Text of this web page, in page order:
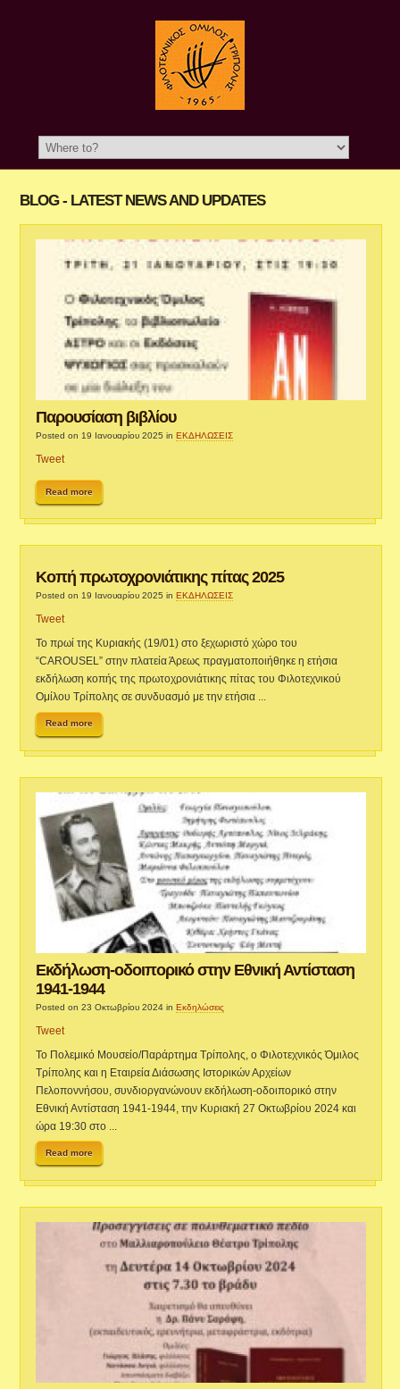
BLOG - LATEST NEWS AND UPDATES
Παρουσίαση βιβλίου
Posted on 19 Ιανουαρίου 2025 in ΕΚΔΗΛΩΣΕΙΣ
Tweet
Read more
Κοπή πρωτοχρονιάτικης πίτας 2025
Posted on 19 Ιανουαρίου 2025 in ΕΚΔΗΛΩΣΕΙΣ
Tweet
Το πρωί της Κυριακής (19/01) στο ξεχωριστό χώρο του
“CAROUSEL” στην πλατεία Άρεως πραγματοποιήθηκε η ετήσια
εκδήλωση κοπής της πρωτοχρονιάτικης πίτας του Φιλοτεχνικού
Ομίλου Τρίπολης σε συνδυασμό με την ετήσια ...
Read more
Εκδήλωση-οδοιπορικό στην Εθνική Αντίσταση
1941-1944
Posted on 23 Οκτωβρίου 2024 in Εκδηλώσεις
Tweet
Το Πολεμικό Μουσείο/Παράρτημα Τρίπολης, ο Φιλοτεχνικός Όμιλος
Τρίπολης και η Εταιρεία Διάσωσης Ιστορικών Αρχείων
Πελοποννήσου, συνδιοργανώνουν εκδήλωση-οδοιπορικό στην
Εθνική Αντίσταση 1941-1944, την Κυριακή 27 Οκτωβρίου 2024 και
ώρα 19:30 στο ...
Read more